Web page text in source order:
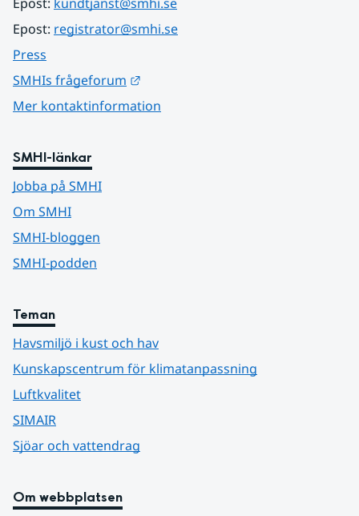
Epost: registrator@smhi.se
Press
SMHIs frågeforum
Mer kontaktinformation
SMHI-länkar
Jobba på SMHI
Om SMHI
SMHI-bloggen
SMHI-podden
Teman
Havsmiljö i kust och hav
Kunskapscentrum för klimatanpassning
Luftkvalitet
SIMAIR
Sjöar och vattendrag
Om webbplatsen